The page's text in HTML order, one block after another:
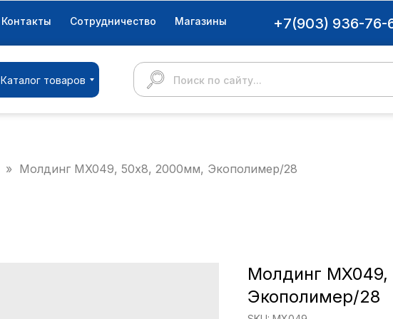
Каталог товаров
+7(903) 936-76-
Контакты Сотрудничество
Поиск по сайту...
Магазины
Молдинг MX049, 50х8, 2000мм, Экополимер/28
Молдинг
Экополимер/28